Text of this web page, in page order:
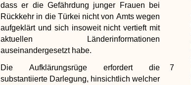
dass er die Gefährdung junger Frauen bei
Rückkehr in die Türkei nicht von Amts wegen
aufgeklärt und sich insoweit nicht vertieft mit
aktuellen Länderinformationen
auseinandergesetzt habe.
7
Die Aufklärungsrüge erfordert die
substantiierte Darlegung, hinsichtlich welcher